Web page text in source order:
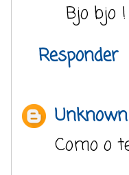
Bjo bjo !
Responder
Unknown
Como o